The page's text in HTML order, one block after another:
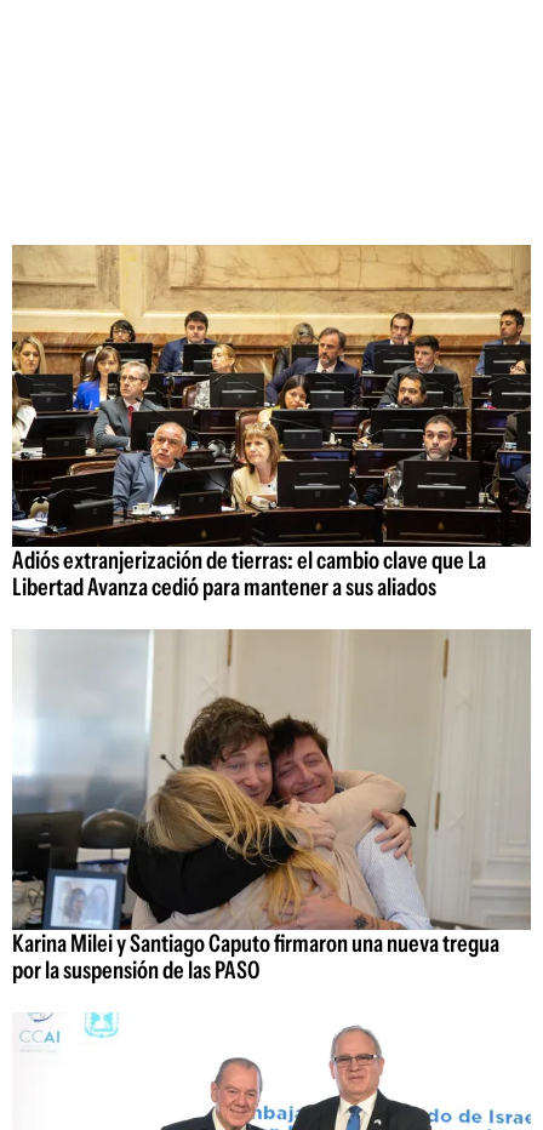
Adiós extranjerización de tierras: el cambio clave que La
Libertad Avanza cedió para mantener a sus aliados
Karina Milei y Santiago Caputo firmaron una nueva tregua
por la suspensión de las PASO